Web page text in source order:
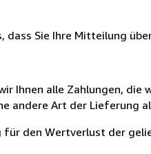
Sie Ihre Mitteilung
Ihnen alle Zahlungen,
andere Art der
den Wertverlust der